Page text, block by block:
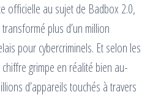
officielle au sujet de Badbox 2.0,
plus d’un million
pour cybercriminels. Et selon les
grimpe en réalité bien au-
d’appareils touchés à travers